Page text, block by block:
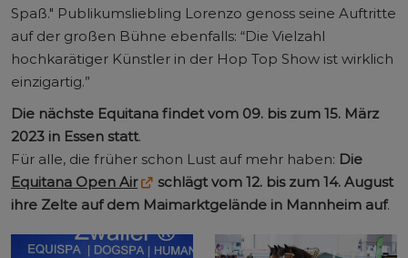
Spaß." Publikumsliebling Lorenzo genoss seine Auftritte
auf der großen Bühne ebenfalls: “Die Vielzahl
hochkarätiger Künstler in der Hop Top Show ist wirklich
einzigartig.”
Die nächste Equitana findet vom 09. bis zum 15. März
2023 in Essen statt.
Für alle, die früher schon Lust auf mehr haben: Die
Equitana Open Air
schlägt vom 12. bis zum 14. August
ihre Zelte auf dem Maimarktgelände in Mannheim auf.